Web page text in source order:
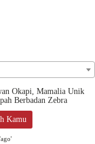
Okapi, Mamalia Unik
Berbadan Zebra
Kamu